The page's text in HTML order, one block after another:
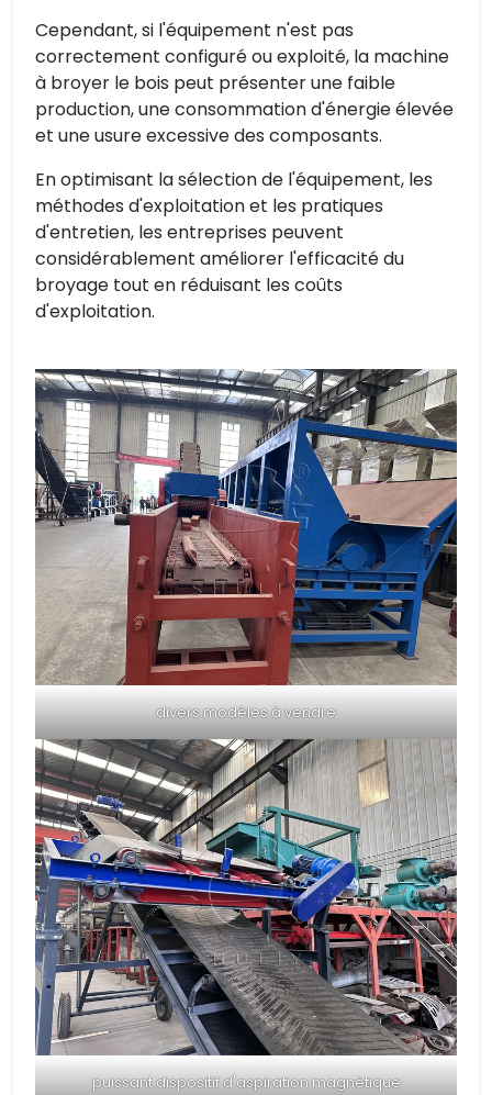
Cependant, si l'équipement n'est pas
correctement configuré ou exploité, la machine
à broyer le bois peut présenter une faible
production, une consommation d'énergie élevée
et une usure excessive des composants.
En optimisant la sélection de l'équipement, les
méthodes d'exploitation et les pratiques
d'entretien, les entreprises peuvent
considérablement améliorer l'efficacité du
broyage tout en réduisant les coûts
d'exploitation.
divers modèles à vendre
puissant dispositif d'aspiration magnétique